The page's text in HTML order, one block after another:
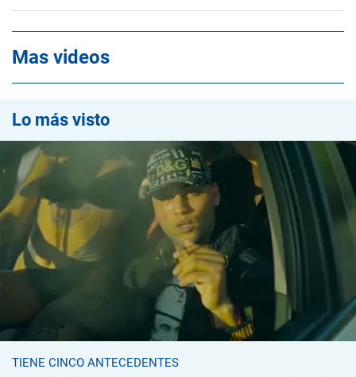
Mas videos
Lo más visto
TIENE CINCO ANTECEDENTES